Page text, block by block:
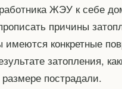
ЖЭУ к себе
причины
имеются конкретные
затопления,
пострадали.